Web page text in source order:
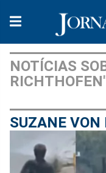
NOTÍCIAS
SUZANE